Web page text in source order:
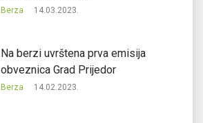
Berza 14.03.2023.
Na berzi uvrštena prva emisija
obveznica Grad Prijedor
Berza 14.02.2023.